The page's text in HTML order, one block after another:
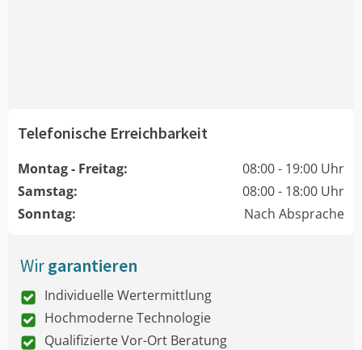
Telefonische Erreichbarkeit
Montag - Freitag:
08:00 - 19:00 Uhr
Samstag:
08:00 - 18:00 Uhr
Sonntag:
Nach Absprache
Wirgarantieren
Individuelle Wertermittlung
Hochmoderne Technologie
Qualifizierte Vor-Ort Beratung